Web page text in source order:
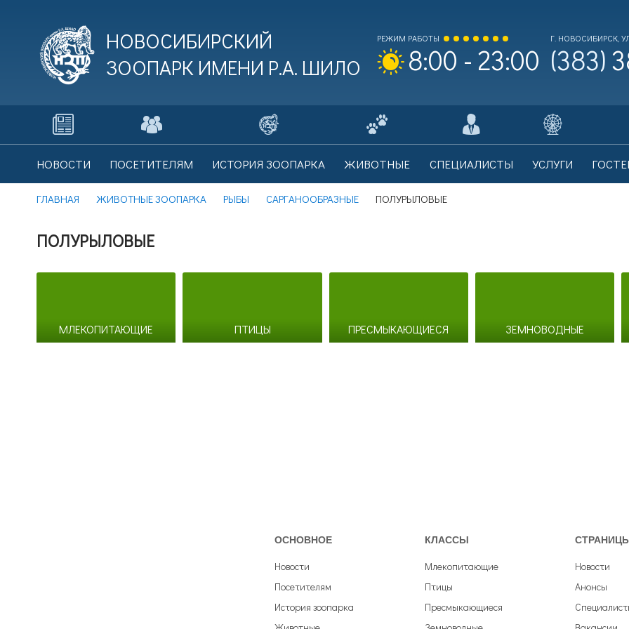
НОВОСИБИРСКИЙ
ЗООПАРК ИМЕНИ Р.А. ШИЛО
РЕЖИМ РАБОТЫ
8:00 - 23:00
Г. НОВОСИБИРСК,
(383)
Цена билета: 700 рублей.
Согласие на обработкуперсональных данных
Согласие справилами поведения в зоопарке
НОВОСТИ ПОСЕТИТЕЛЯМ ИСТОРИЯ ЗООПАРКА ЖИВОТНЫЕ СПЕЦИАЛИСТЫ УСЛУГИ
ГЛАВНАЯ ЖИВОТНЫЕ ЗООПАРКА РЫБЫ САРГАНООБРАЗНЫЕ ПОЛУРЫЛОВЫЕ
ПОЛУРЫЛОВЫЕ
МЛЕКОПИТАЮЩИЕ ПТИЦЫ ПРЕСМЫКАЮЩИЕСЯ ЗЕМНОВОДНЫЕ
ОСНОВНОЕ
Новости
Посетителям
История зоопарка
КЛАССЫ
Млекопитающие
Птицы
Пресмыкающиеся
Новости
Анонсы